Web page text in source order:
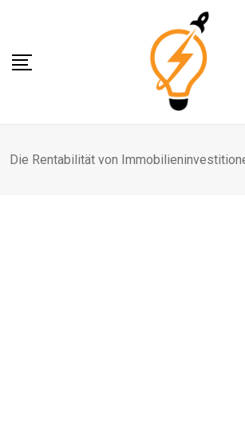
content
Die Rentabilität von